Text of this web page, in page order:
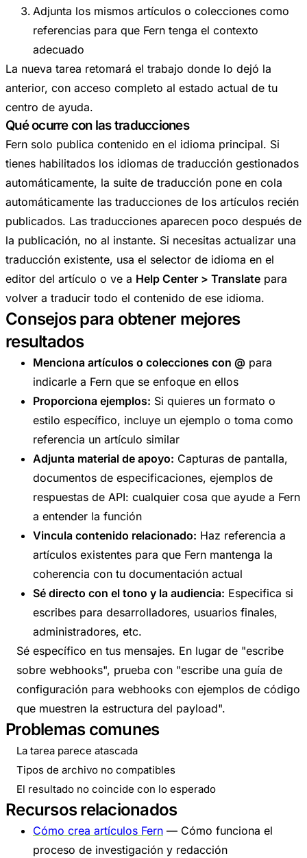
Adjunta los mismos artículos o colecciones como
referencias para que Fern tenga el contexto
adecuado
La nueva tarea retomará el trabajo donde lo dejó la
anterior, con acceso completo al estado actual de tu
centro de ayuda.
Qué ocurre con las traducciones
Fern solo publica contenido en el idioma principal. Si
tienes habilitados los idiomas de traducción gestionados
automáticamente, la suite de traducción pone en cola
automáticamente las traducciones de los artículos recién
publicados. Las traducciones aparecen poco después de
la publicación, no al instante. Si necesitas actualizar una
traducción existente, usa el selector de idioma en el
editor del artículo o ve a Help Center > Translate para
volver a traducir todo el contenido de ese idioma.
Consejos para obtener mejores
resultados
Menciona artículos o colecciones con @ para
indicarle a Fern que se enfoque en ellos
Proporciona ejemplos: Si quieres un formato o
estilo específico, incluye un ejemplo o toma como
referencia un artículo similar
Adjunta material de apoyo: Capturas de pantalla,
documentos de especificaciones, ejemplos de
respuestas de API: cualquier cosa que ayude a Fern
a entender la función
Vincula contenido relacionado: Haz referencia a
artículos existentes para que Fern mantenga la
coherencia con tu documentación actual
Sé directo con el tono y la audiencia: Especifica si
escribes para desarrolladores, usuarios finales,
administradores, etc.
Sé específico en tus mensajes. En lugar de "escribe
sobre webhooks", prueba con "escribe una guía de
configuración para webhooks con ejemplos de código
que muestren la estructura del payload".
Problemas comunes
La tarea parece atascada
Tipos de archivo no compatibles
El resultado no coincide con lo esperado
Recursos relacionados
Cómo crea artículos Fern — Cómo funciona el
proceso de investigación y redacción